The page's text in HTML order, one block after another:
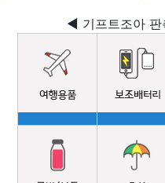
◀ 기프트조아